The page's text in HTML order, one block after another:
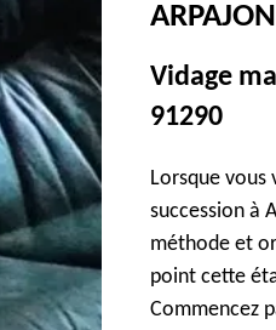
Vidage
91290
Lorsque vous
succession à
méthode et
point cette
Commencez